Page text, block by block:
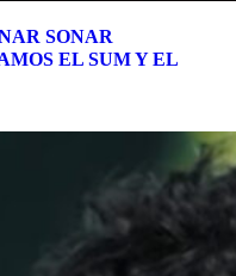
SONAR
EL SUM Y EL